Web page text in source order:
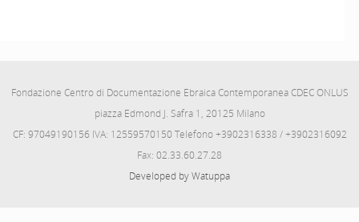
Fondazione Centro di Documentazione Ebraica Contemporanea CDEC ONLUS
piazza Edmond J. Safra 1, 20125 Milano
CF: 97049190156 IVA: 12559570150 Telefono +3902316338 / +3902316092
Fax: 02.33.60.27.28
Developed by Watuppa